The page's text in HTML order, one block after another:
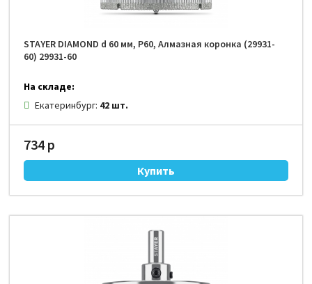
STAYER DIAMOND d 60 мм, Р60, Алмазная коронка (29931-
60) 29931-60
На складе:
Екатеринбург: 42 шт.
734 р